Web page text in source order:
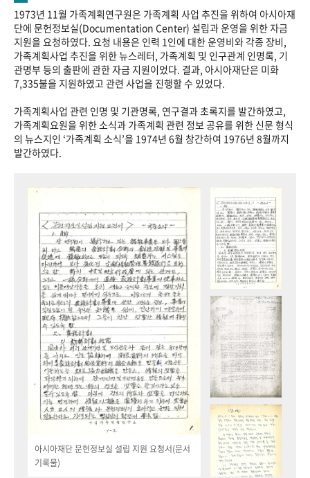
1973년 11월 가족계획연구원은 가족계획 사업 추진을 위하여 아시아재
단에 문헌정보실(Documentation Center) 설립과 운영을 위한 자금
지원을 요청하였다. 요청 내용은 인력 1인에 대한 운영비와 각종 장비,
가족계획사업 추진을 위한 뉴스레터, 가족계획 및 인구관계 인명록, 기
관명부 등의 출판에 관한 자금 지원이었다. 결과, 아시아재단은 미화
7,335불을 지원하였고 관련 사업을 진행할 수 있었다.
가족계획사업 관련 인명 및 기관명록, 연구결과 초록지를 발간하였고,
가족계획요원을 위한 소식과 가족계획 관련 정보 공유를 위한 신문 형식
의 뉴스지인 ‘가족계획 소식’을 1974년 6월 창간하여 1976년 8월까지
발간하였다.
아시아재단 문헌정보실 설립 지원 요청서(문서
기록물)